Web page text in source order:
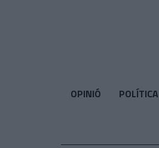
OPINIÓ POLÍTICA